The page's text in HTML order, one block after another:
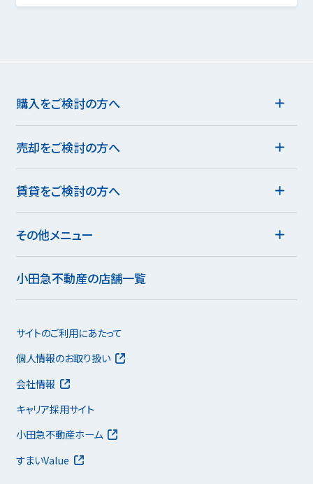
購入をご検討の方へ
売却をご検討の方へ
賃貸をご検討の方へ
その他メニュー
小田急不動産の店舗一覧
サイトのご利用にあたって
個人情報のお取り扱い
会社情報
キャリア採用サイト
小田急不動産ホーム
すまいValue